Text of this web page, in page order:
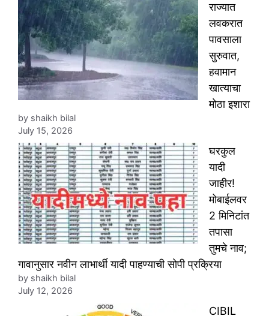
राज्यात
लवकरात
पावसाला
सुरुवात,
हवामान
खात्याचा
मोठा इशारा
by shaikh bilal
July 15, 2026
घरकुल
यादी
जाहीर!
मोबाईलवर
2 मिनिटांत
तपासा
तुमचे नाव;
गावानुसार नवीन लाभार्थी यादी पाहण्याची सोपी प्रक्रिया
by shaikh bilal
July 12, 2026
CIBIL